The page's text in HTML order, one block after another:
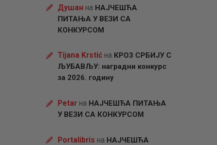
Душан на НАЈЧЕШЋА
ПИТАЊА У ВЕЗИ СА
КОНКУРСОМ
Tijana Krstićна КРОЗ СРБИЈУ С
ЉУБАВЉУ: наградни конкурс
за 2026. годину
Petarна НАЈЧЕШЋА ПИТАЊА
У ВЕЗИ СА КОНКУРСОМ
Portalibris на НАЈЧЕШЋА